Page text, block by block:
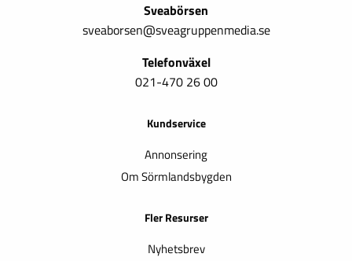
Sveabörsen
sveaborsen@sveagruppenmedia.se
Telefonväxel
021-470 26 00
Kundservice
Annonsering
Om Sörmlandsbygden
Fler Resurser
Nyhetsbrev